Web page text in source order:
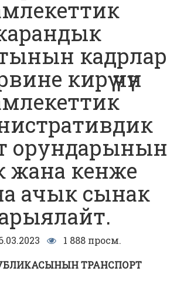
кадрлар
кирүү үчүн
орундарынын
жана кенже
ачык сынак
1 888 просм.
ТРАНСПОРТ